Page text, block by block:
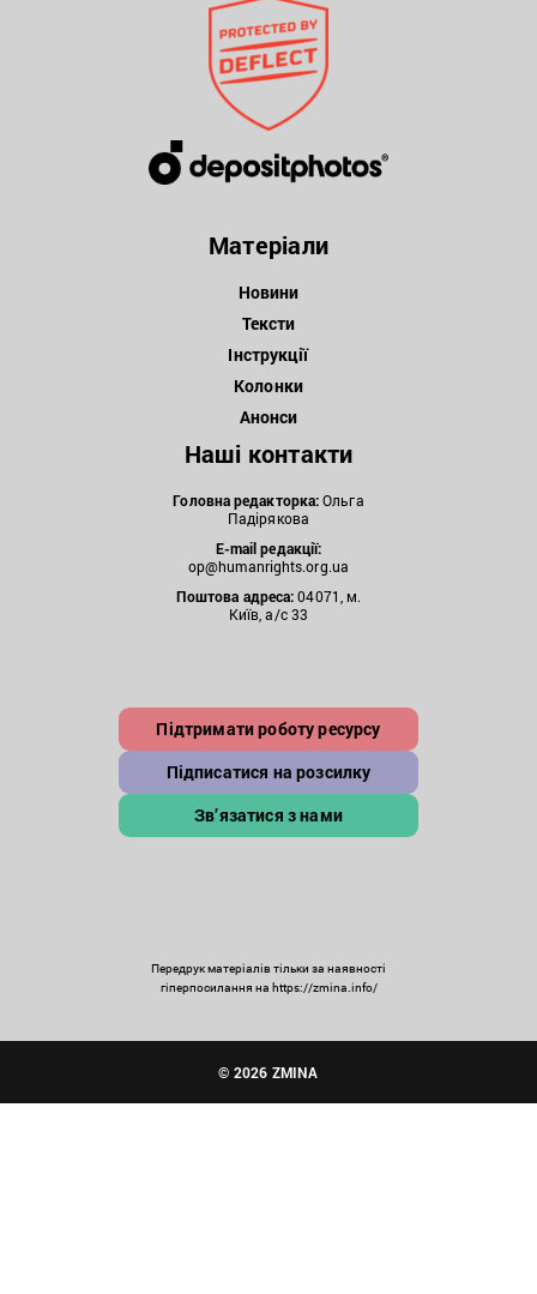
Матеріали
Новини
Тексти
Інструкції
Колонки
Анонси
Наші контакти
Головна редакторка:Ольга
Падірякова
E-mail редакції:
op@humanrights.org.ua
Поштова адреса:04071, м.
Київ, а/с 33
Підтримати роботу ресурсу
Підписатися на розсилку
Зв’язатися з нами
Передрук матеріалів тільки за наявності
гіперпосилання на https://zmina.info/
© 2026 ZMINA